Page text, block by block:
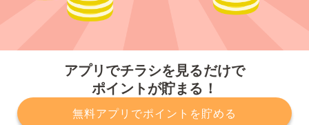
アプリでチラシを見るだけで
ポイントが貯まる！
無料アプリでポイントを貯める